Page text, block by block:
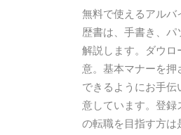
無料で使えるアル
歴書は、手書き、
解説します。ダウロ
意。基本マナーを押
できるようにお手
意しています。登録
の転職を目指す方は